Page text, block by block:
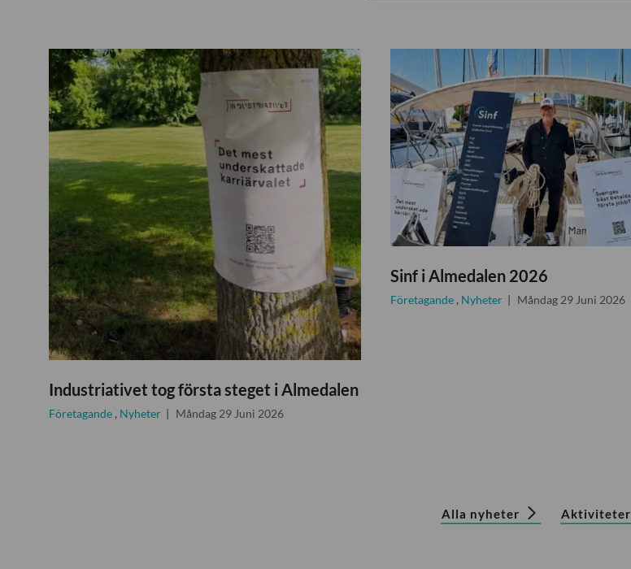
Industriativet tog första steget i Almedalen
Företagande , Nyheter Måndag 29 Juni 2026
Sinf i Almedalen 2026
Företagande , Nyheter Måndag 29 Juni 2026
Alla nyheter Aktiviteter